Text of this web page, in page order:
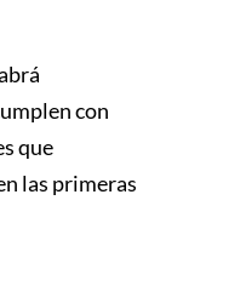
con
que
las primeras